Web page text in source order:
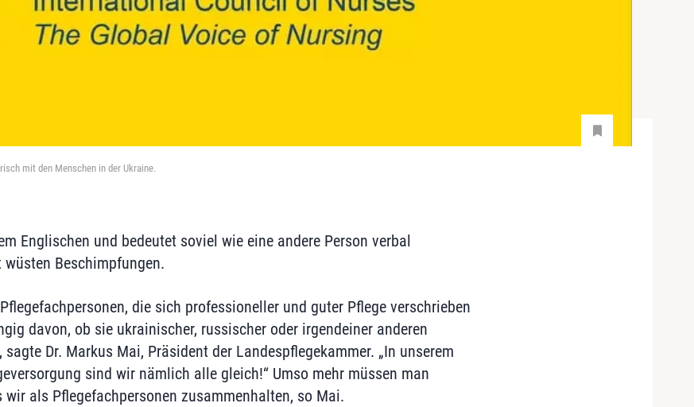
mit den Menschen in der Ukraine.
Englischen und bedeutet soviel wie eine andere Person verbal
Beschimpfungen.
die sich professioneller und guter Pflege verschrieben
davon, ob sie ukrainischer, russischer oder irgendeiner anderen
Dr. Markus Mai, Präsident der Landespflegekammer. „In unserem
sind wir nämlich alle gleich!“ Umso mehr müssen man
als Pflegefachpersonen zusammenhalten, so Mai.